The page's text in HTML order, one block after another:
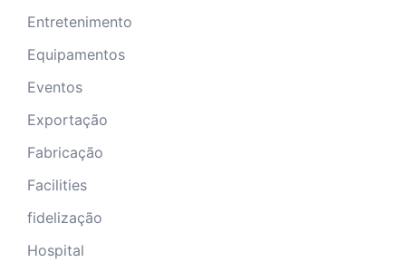
Entretenimento
Equipamentos
Eventos
Exportação
Fabricação
Facilities
fidelização
Hospital